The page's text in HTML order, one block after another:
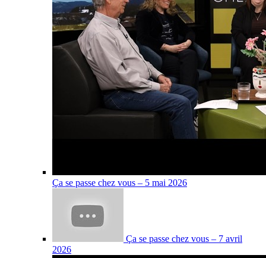
Ça se passe chez vous – 5 mai 2026
Ça se passe chez vous – 7 avril
2026